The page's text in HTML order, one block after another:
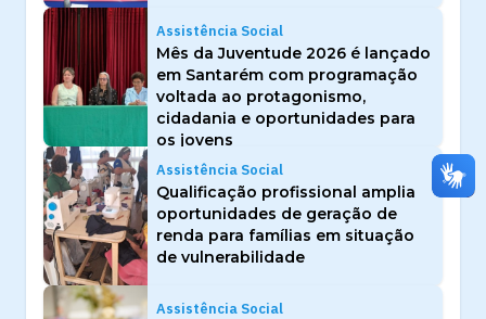
Assistência Social
Mês da Juventude 2026 é lançado
em Santarém com programação
voltada ao protagonismo,
cidadania e oportunidades para
os jovens
Assistência Social
Qualificação profissional amplia
oportunidades de geração de
renda para famílias em situação
de vulnerabilidade
Assistência Social